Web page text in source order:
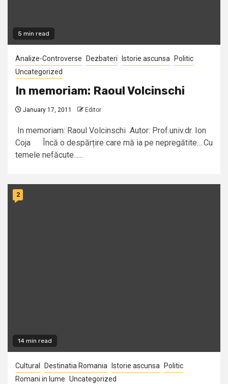
5 min read
Analize-Controverse Dezbateri Istorie ascunsa
Politic
Uncategorized
In memoriam: Raoul Volcinschi
January 17, 2011 Editor
In memoriam: Raoul Volcinschi Autor: Prof.univ.dr. Ion
Coja Încă o despărțire care mă ia pe nepregătite... Cu
temele nefăcute......
14 min read
2
Cultural Destinatia Romania Istorie ascunsa
Politic
Romani in lume Uncategorized